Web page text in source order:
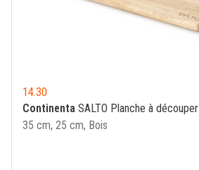
14.30
Continenta SALTO Planche à découper
35 cm, 25 cm, Bois